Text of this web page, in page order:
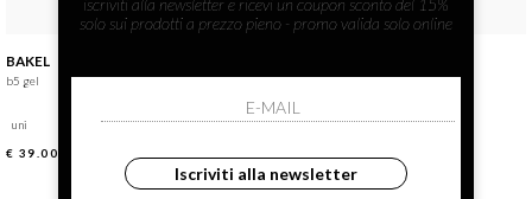
BAKEL
b5 gel
uni
€ 39.00
photo-reset cream
uni
iscriviti alla newsletter e ricevi un coupon sconto del 15%
solo sui prodotti a prezzo pieno - promo valida solo online
Iscriviti alla newsletter